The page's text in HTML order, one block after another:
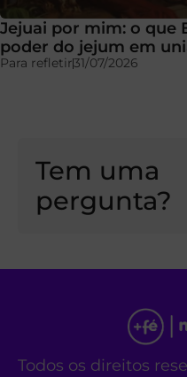
Jejuai por mim: o que
poder do jejum em
Para refletir31/07/2026
Tem uma
pergunta?
Todos os direitos